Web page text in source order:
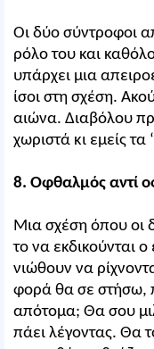
Οι δύο σύντροφοι
ρόλο του και
υπάρχει μια
ίσοι στη σχέση.
αιώνα. Διαβόλου
χωριστά κι εμείς τα
8. Οφθαλμός αντί
Μια σχέση όπου οι
το να εκδικούνται
νιώθουν να
φορά θα σε στήσω,
απότομα; Θα σου
πάει λέγοντας. Θα